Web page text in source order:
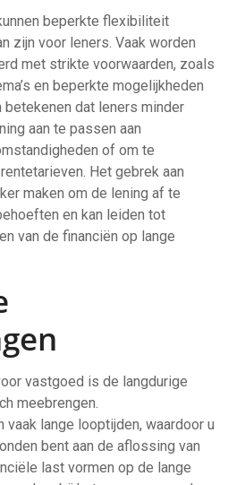
beperkte flexibiliteit
zijn voor leners. Vaak worden
met strikte voorwaarden, zoals
en beperkte mogelijkheden
betekenen dat leners minder
aan te passen aan
of om te
Het gebrek aan
maken om de lening af te
en kan leiden tot
van de financiën op lange
vastgoed is de langdurige
meebrengen.
lange looptijden, waardoor u
bent aan de aflossing van
last vormen op de lange